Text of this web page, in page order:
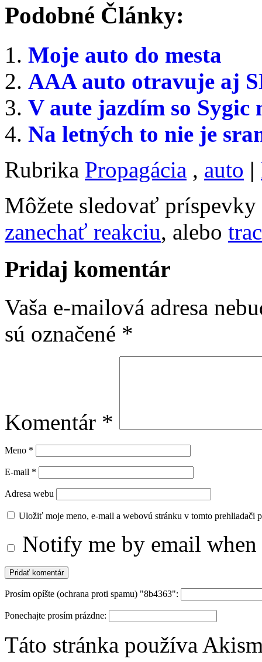
Podobné Články:
Moje auto do mesta
AAA auto otravuje aj
V aute jazdím so Sygic
Na letných to nie je
Rubrika Propagácia , auto |
Môžete sledovať
zanechať reakciu, alebo
Pridaj komentár
Vaša e-mailová adresa
sú označené *
Komentár *
Meno *
E-mail *
Adresa webu
Uložiť moje meno, e-mail a webovú stránku v tomto prehliadači
Notify me by email when
Prosím opíšte (ochrana proti spamu) "8b4363":
Ponechajte prosím prázdne:
Táto stránka používa